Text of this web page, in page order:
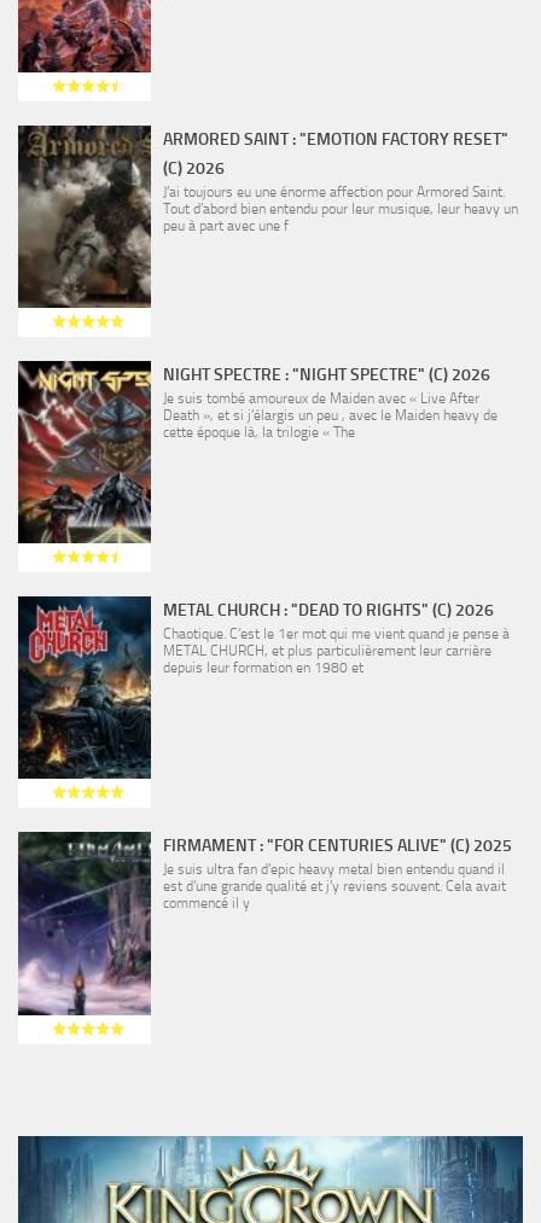
ARMORED SAINT : "EMOTION FACTORY RESET"
(C) 2026
J’ai toujours eu une énorme affection pour Armored Saint.
Tout d’abord bien entendu pour leur musique, leur heavy un
peu à part avec une f
NIGHT SPECTRE : "NIGHT SPECTRE" (C) 2026
Je suis tombé amoureux de Maiden avec « Live After
Death », et si j’élargis un peu , avec le Maiden heavy de
cette époque là, la trilogie « The
METAL CHURCH : "DEAD TO RIGHTS" (C) 2026
Chaotique. C’est le 1er mot qui me vient quand je pense à
METAL CHURCH, et plus particulièrement leur carrière
depuis leur formation en 1980 et
FIRMAMENT : "FOR CENTURIES ALIVE" (C) 2025
Je suis ultra fan d’epic heavy metal bien entendu quand il
est d’une grande qualité et j’y reviens souvent. Cela avait
commencé il y